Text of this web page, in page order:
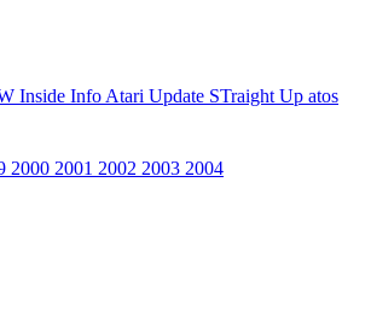
Inside Info Atari Update STraight Up atos
2000 2001 2002 2003 2004